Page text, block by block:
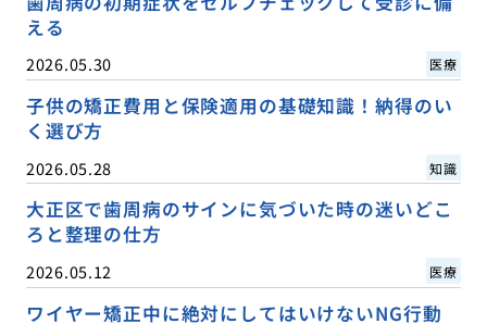
える
2026.05.30 医療
子供の矯正費用と保険適用の基礎知識！納得のい
く選び方
2026.05.28 知識
大正区で歯周病のサインに気づいた時の迷いどこ
ろと整理の仕方
2026.05.12 医療
ワイヤー矯正中に絶対にしてはいけないNG行動